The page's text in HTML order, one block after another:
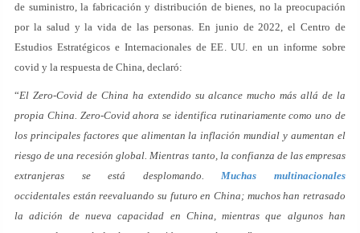
de suministro, la fabricación y distribución de bienes, no la preocupación
por la salud y la vida de las personas. En junio de 2022, el Centro de
Estudios Estratégicos e Internacionales de EE. UU. en un informe sobre
covid y la respuesta de China, declaró:
“El Zero-Covid de China ha extendido su alcance mucho más allá de la
propia China. Zero-Covid ahora se identifica rutinariamente como uno de
los principales factores que alimentan la inflación mundial y aumentan el
riesgo de una recesión global. Mientras tanto, la confianza de las empresas
extranjeras se está desplomando.Muchas multinacionales
occidentales están reevaluando su futuro en China; muchos han retrasado
la adición de nueva capacidad en China, mientras que algunos han